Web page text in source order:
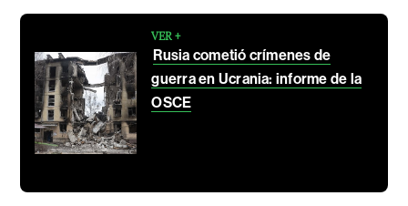
VER +
Rusia cometió crímenes de
guerra en Ucrania: informe de la
OSCE